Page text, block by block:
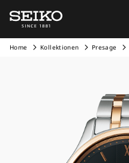
Home Kollektionen Presage